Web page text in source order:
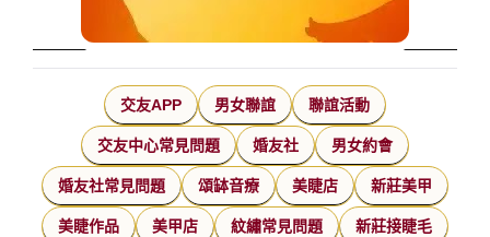
交友APP 男女聯誼 聯誼活動
交友中心常見問題 婚友社 男女約會
婚友社常見問題 頌缽音療 美睫店 新莊美甲
美睫作品 美甲店 紋繡常見問題 新莊接睫毛